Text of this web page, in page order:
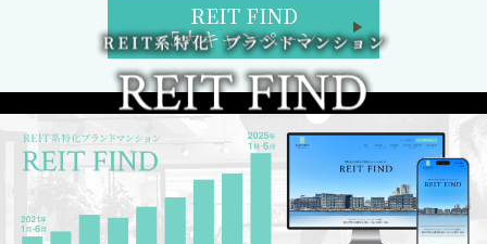
REIT FIND
5大キャンペーン